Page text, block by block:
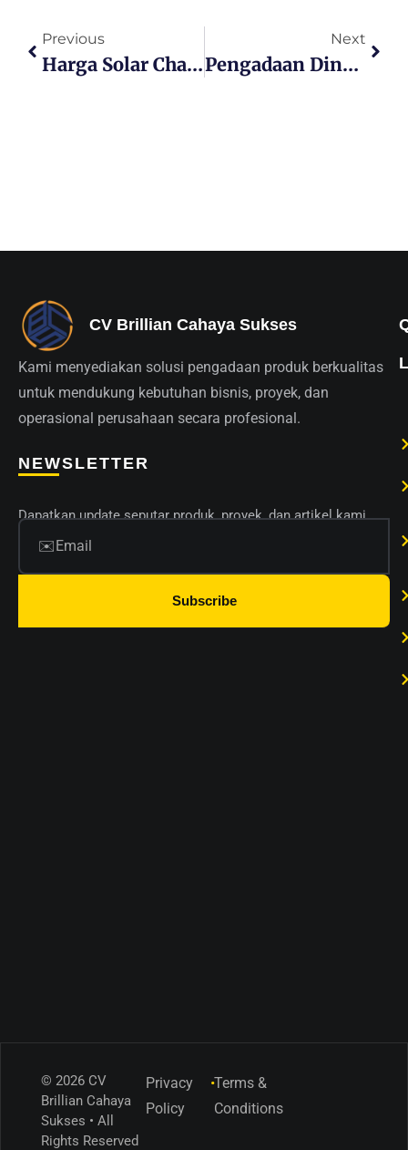
Previous
Harga Solar Charge Controller MPPT & PWM Terbaru 2026
Next
Pengadaan Dinas Lingkungan Hidup Di Inaproc Untuk Blower Fan
CV Brillian Cahaya Sukses
Kami menyediakan solusi pengadaan produk berkualitas
untuk mendukung kebutuhan bisnis, proyek, dan
operasional perusahaan secara profesional.
NEWSLETTER
Dapatkan update seputar produk, proyek, dan artikel kami.
Subscribe
© 2026 CV
Brillian Cahaya
Sukses • All
Rights Reserved
Privacy
Policy
•Terms &
Conditions